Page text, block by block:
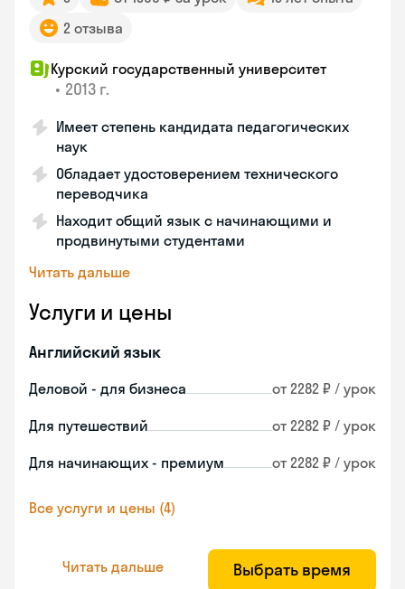
2 отзыва
Курский государственный университет
• 2013 г.
Имеет степень кандидата педагогических
наук
Обладает удостоверением технического
переводчика
Находит общий язык с начинающими и
продвинутыми студентами
Читать дальше
Услуги и цены
Английский язык
Деловой - для бизнеса от 2282 ₽ / урок
Для путешествий от 2282 ₽ / урок
Для начинающих - премиум от 2282 ₽ / урок
Все услуги и цены (4)
Читать дальше Выбрать время